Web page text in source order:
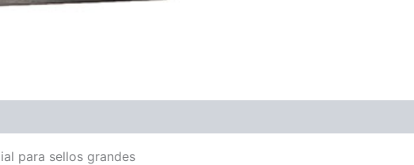
para sellos grandes